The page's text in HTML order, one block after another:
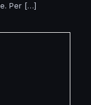
Per […]